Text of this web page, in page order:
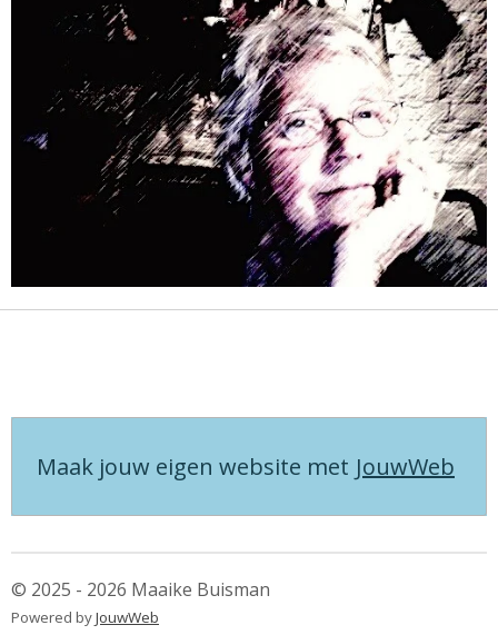
Maak jouw eigen website met JouwWeb
© 2025 - 2026 Maaike Buisman
Powered byJouwWeb